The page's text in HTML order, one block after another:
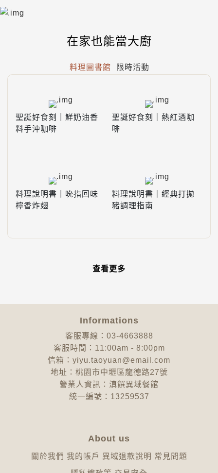
在家也能當大廚
料理圖書館 限時活動
聖誕好食刻｜鮮奶油香
料手沖咖啡
聖誕好食刻｜熱紅酒咖
啡
料理說明書｜吮指回味
檸香炸翅
料理說明書｜經典打拋
豬調理指南
查看更多
Informations
客服專線：03-4663888
客服時間：11:00am - 8:00pm
信箱：yiyu.taoyuan@email.com
地址：桃園市中壢區龍德路27號
營業人資訊：滇饌異域餐館
統一編號：13259537
About us
關於我們 我的帳戶 異域退款說明 常見問題